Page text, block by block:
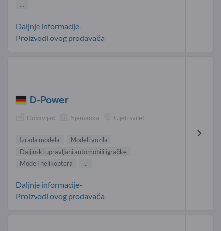
...
Daljnje informacije-
Proizvodi ovog prodavača
D-Power
Dobavljač Njemačka Cijeli svijet
Izrada modela
Modeli vozila
Daljinski upravljani automobili igračke
Modeli helikoptera
...
Daljnje informacije-
Proizvodi ovog prodavača